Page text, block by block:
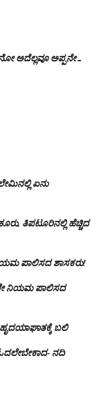
ಅದೆಲ್ಲವೂ ಅಪ್ಪನೇ…
ಏನು
ತಿಪಟೂರಿನಲ್ಲಿ ಹೆಚ್ಚಿದ
ಪಾಲಿಸದ ಶಾಸಕರು!
ನಿಯಮ ಪಾಲಿಸದ
ಬಲಿ
ನದಿ